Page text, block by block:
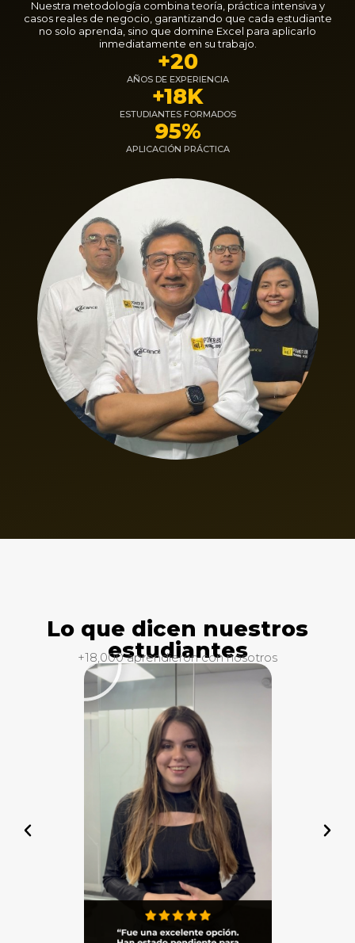
Nuestra metodología combina teoría, práctica intensiva y
casos reales de negocio, garantizando que cada estudiante
no solo aprenda, sino que domine Excel para aplicarlo
inmediatamente en su trabajo.
+20
AÑOS DE EXPERIENCIA
+18K
ESTUDIANTES FORMADOS
95%
APLICACIÓN PRÁCTICA
Lo que dicen nuestros
estudiantes
+18,000 aprendieron con nosotros